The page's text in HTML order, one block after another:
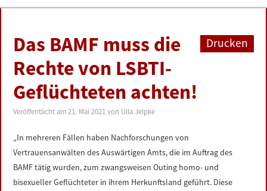
BUNDESTAG
PRESSE
ZUR PERSON
LINKS
DATENSCHUTZERKLÄRUNG
Drucken
Das BAMF muss die
Rechte von LSBTI-
Geflüchteten achten!
Veröffentlicht am21. Mai 2021 von Ulla Jelpke
„In mehreren Fällen haben Nachforschungen von
Vertrauensanwälten des Auswärtigen Amts, die im Auftrag des
BAMF tätig wurden, zum zwangsweisen Outing homo- und
bisexueller Geflüchteter in ihrem Herkunftsland geführt. Diese